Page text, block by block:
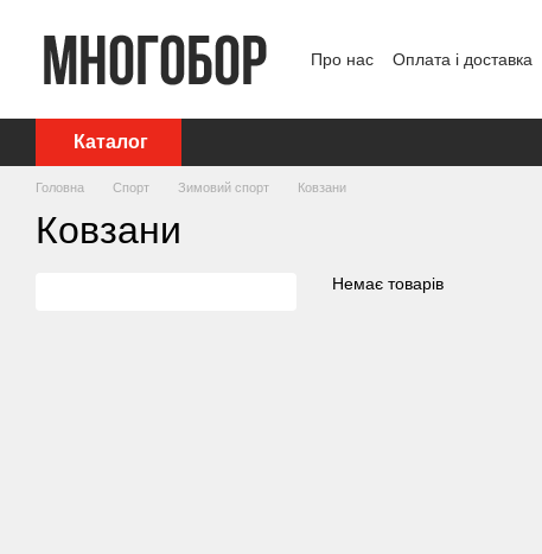
Про нас Оплата і доставка
Каталог
Головна Спорт Зимовий спорт Ковзани
Ковзани
Немає товарів